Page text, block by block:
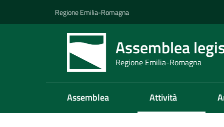
Regione Emilia-Romagna
Assemblea
Regione Emilia-Romagna
Assemblea Attività